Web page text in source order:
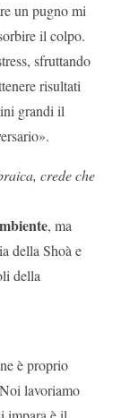
un pugno mi
il colpo.
sfruttando
risultati
grandi il
crede che
, ma
della Shoà e
della
è proprio
lavoriamo